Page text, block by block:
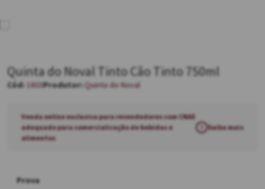
Quinta do Noval Tinto Cão Tinto 750ml
1803 Quinta do Noval
Venda online exclusiva para revendedores com CNAE
adequado para comercialização de bebidas e
alimentos
Saiba mais
Prova